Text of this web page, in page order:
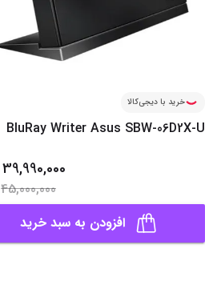
خرید با دیجی‌کالا
BluRay Writer Asus SBW-06D2X-U
39,990,000
45,000,000
افزودن به سبد خرید